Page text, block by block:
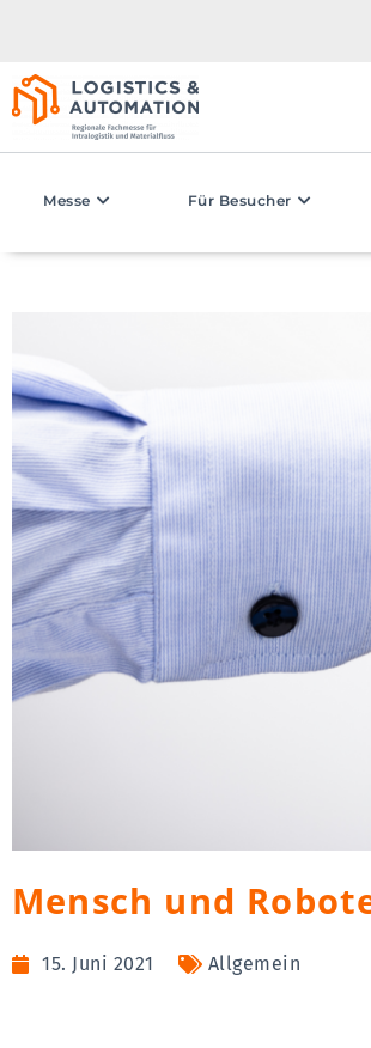
Messe Für Besucher
Mensch und
15. Juni 2021 Allgemein